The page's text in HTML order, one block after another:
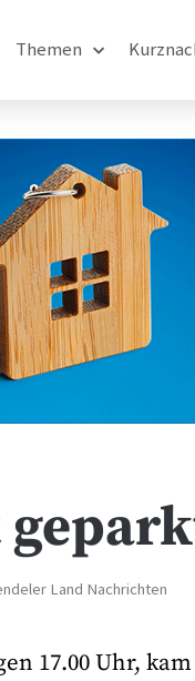
Themen
Land Nachrichten
17.00 Uhr,